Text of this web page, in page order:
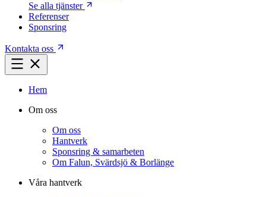
Se alla tjänster
Referenser
Sponsring
Kontakta oss
Hem
Om oss
Om oss
Hantverk
Sponsring & samarbeten
Om Falun, Svärdsjö & Borlänge
Våra hantverk